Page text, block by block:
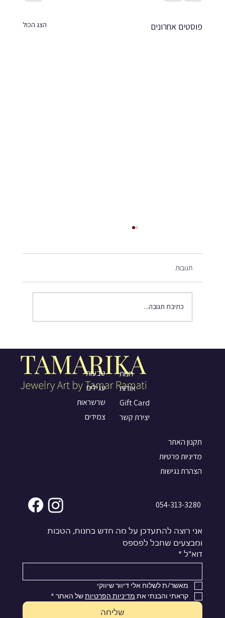
פוסטים אחרונים הצג הכול
תגובות
כתיבת תגובה...
טבעות
עגילים
שרשראות
צמידים
חנות
אודות
Gift Card
יצירת קשר
תקנון האתר
מדיניות פרטיות
הצהרת נגישות
054-313-3280
אני רוצה להתעדכן על מה חדש בחנות, הטבות
ומבצעים שחבל לפספס
דוא"ל *
מאשר/ת לשלוח אלי דיוור שיווקי
קראתי והבנתי את מדיניות הפרטיות של האתר *
שליחה